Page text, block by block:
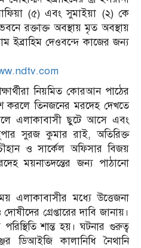
(৫) এবং সুমাইয়া (২) কে
রক্তাক্ত অবস্থায় মৃত অবস্থায়
ইব্রাহিম দেওবন্দে কাজের জন্য
নিয়মিত কোরআন পাঠের
করলে তিনজনের মরদেহ দেখতে
এলাকাবাসী ছুটে আসে এবং
সুরজ কুমার রাই, অতিরিক্ত
ও সার্কেল অফিসার বিজয়
ময়নাতদন্তের জন্য পাঠানো
এলাকাবাসীর মধ্যে উত্তেজনা
গ্রেপ্তারের দাবি জানায়।
শান্ত হয়। ঘটনার গুরুত্ব
ডিআইজি কালানিধি নৈথানি